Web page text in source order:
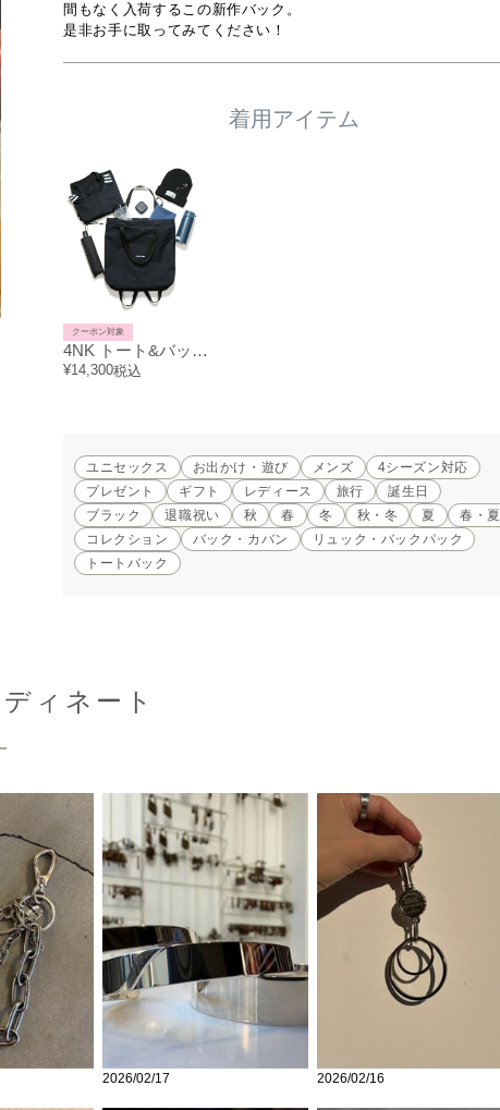
間もなく入荷するこの新作バック。
是非お手に取ってみてください！
着用アイテム
4NK トート&バックパック・リュック "4NK experiment back bag Series #zwei"
クーポン対象
¥14,300税込
ユニセックス お出かけ・遊び メンズ
4シーズン対応
プレゼント
ギフト レディース 旅行
誕生日
ブラック
退職祝い 秋 春 冬 秋・冬 夏
春・夏
コレクション
バック・カバン
リュック・バックパック
トートバック
ィネート
2026/02/17 2026/02/16